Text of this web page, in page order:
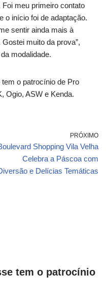
Foi meu primeiro contato
o início foi de adaptação.
sentir ainda mais à
muito da prova”,
modalidade.
o patrocínio de Pro
Ogio, ASW e Kenda.
PRÓXIMO
Shopping Vila Velha
Celebra a Páscoa com
e Delícias Temáticas
tem o patrocínio